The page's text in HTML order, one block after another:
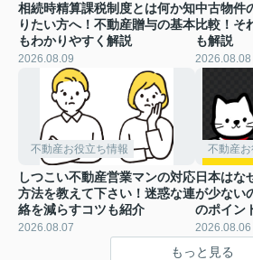
相続時精算課税制度とは何か知
りたい方へ！不動産贈与の基本
もわかりやすく解説
2026.08.09
中古物件
比較！そ
も解説
2026.08.08
不動産お役立ち情報
しつこい不動産営業マンの対応
方法を教えて下さい！迷惑な連
絡を減らすコツも紹介
2026.08.07
不動産
日本はな
が少ない
のポイン
2026.08.06
もっと見る